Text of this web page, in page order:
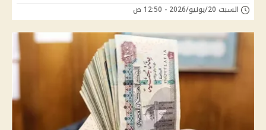
السبت 20/يونيو/2026 - 12:50 ص